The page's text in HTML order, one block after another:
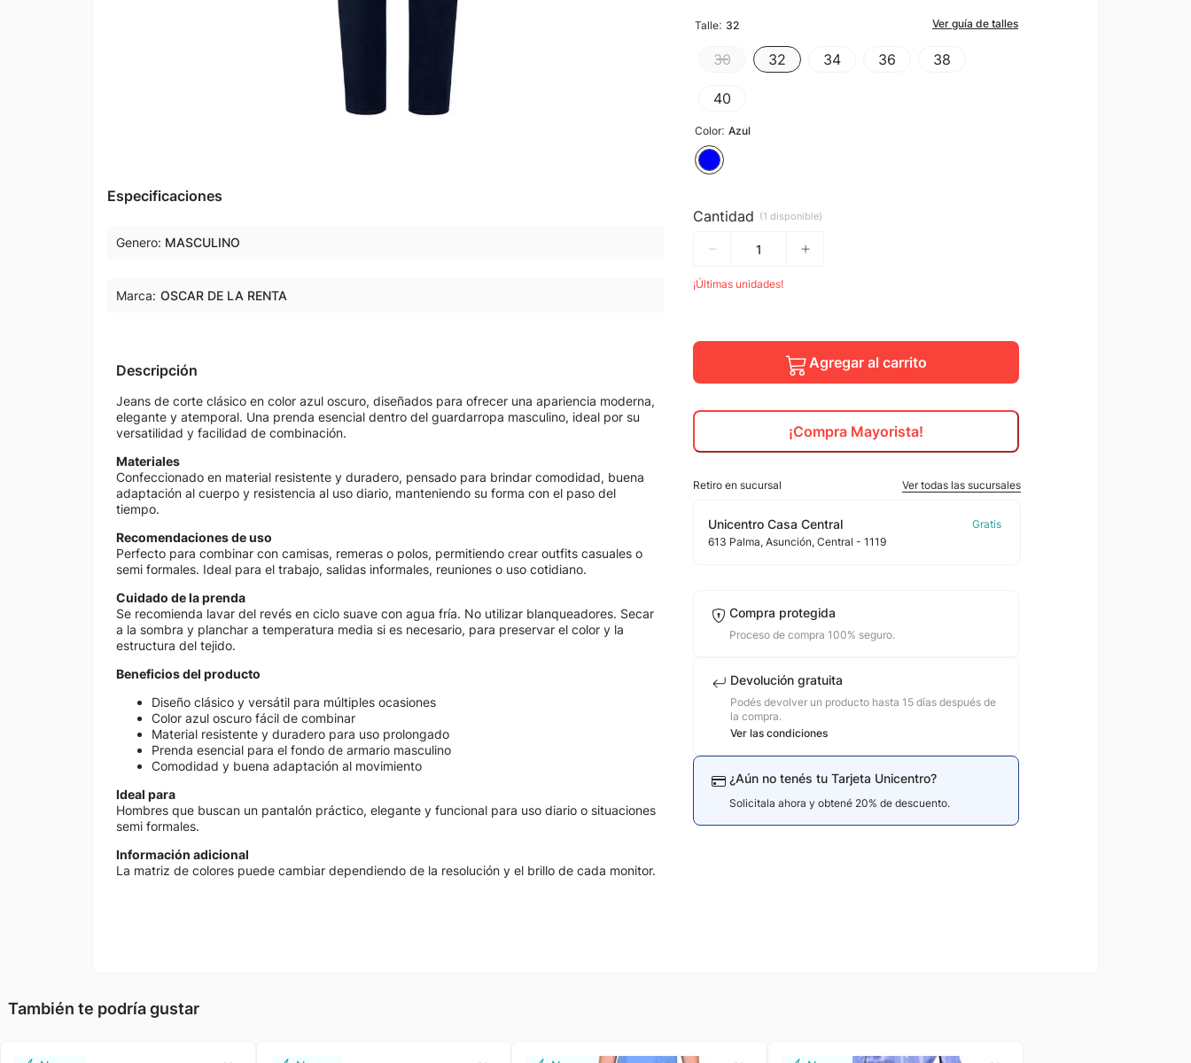
Especificaciones
Genero MASCULINO
Marca: OSCAR DE LA RENTA
Descripción
Jeans de corte clásico en color azul oscuro, diseñados para ofrecer una apariencia moderna,
elegante y atemporal. Una prenda esencial dentro del guardarropa masculino, ideal por su
versatilidad y facilidad de combinación.
Materiales
Confeccionado en material resistente y duradero, pensado para brindar comodidad, buena
adaptación al cuerpo y resistencia al uso diario, manteniendo su forma con el paso del
tiempo.
Recomendaciones de uso
Perfecto para combinar con camisas, remeras o polos, permitiendo crear outfits casuales o
semi formales. Ideal para el trabajo, salidas informales, reuniones o uso cotidiano.
Cuidado de la prenda
Se recomienda lavar del revés en ciclo suave con agua fría. No utilizar blanqueadores. Secar
a la sombra y planchar a temperatura media si es necesario, para preservar el color y la
estructura del tejido.
Beneficios del producto
Diseño clásico y versátil para múltiples ocasiones
Color azul oscuro fácil de combinar
Material resistente y duradero para uso prolongado
Prenda esencial para el fondo de armario masculino
Comodidad y buena adaptación al movimiento
Ideal para
Hombres que buscan un pantalón práctico, elegante y funcional para uso diario o situaciones
semi formales.
Información adicional
La matriz de colores puede cambiar dependiendo de la resolución y el brillo de cada monitor.
Color: Azul
Talle: 32
30 32 34 36 38
40
Ver guía de talles
Cantidad 1 disponible
Agregar al carrito
¡Compra Mayorista!
Retiro en sucursal Ver todas las sucursales
Unicentro Casa Central
613 Palma, Asunción, Central - 1119
Compra protegida
Proceso de compra 100% seguro.
Devolución gratuita
Podés devolver un producto hasta 15 días después de
la compra.
Ver las condiciones
¿Aún no tenés tu Tarjeta Unicentro?
Solicitala ahora y obtené 20% de descuento.
También te podría gustar